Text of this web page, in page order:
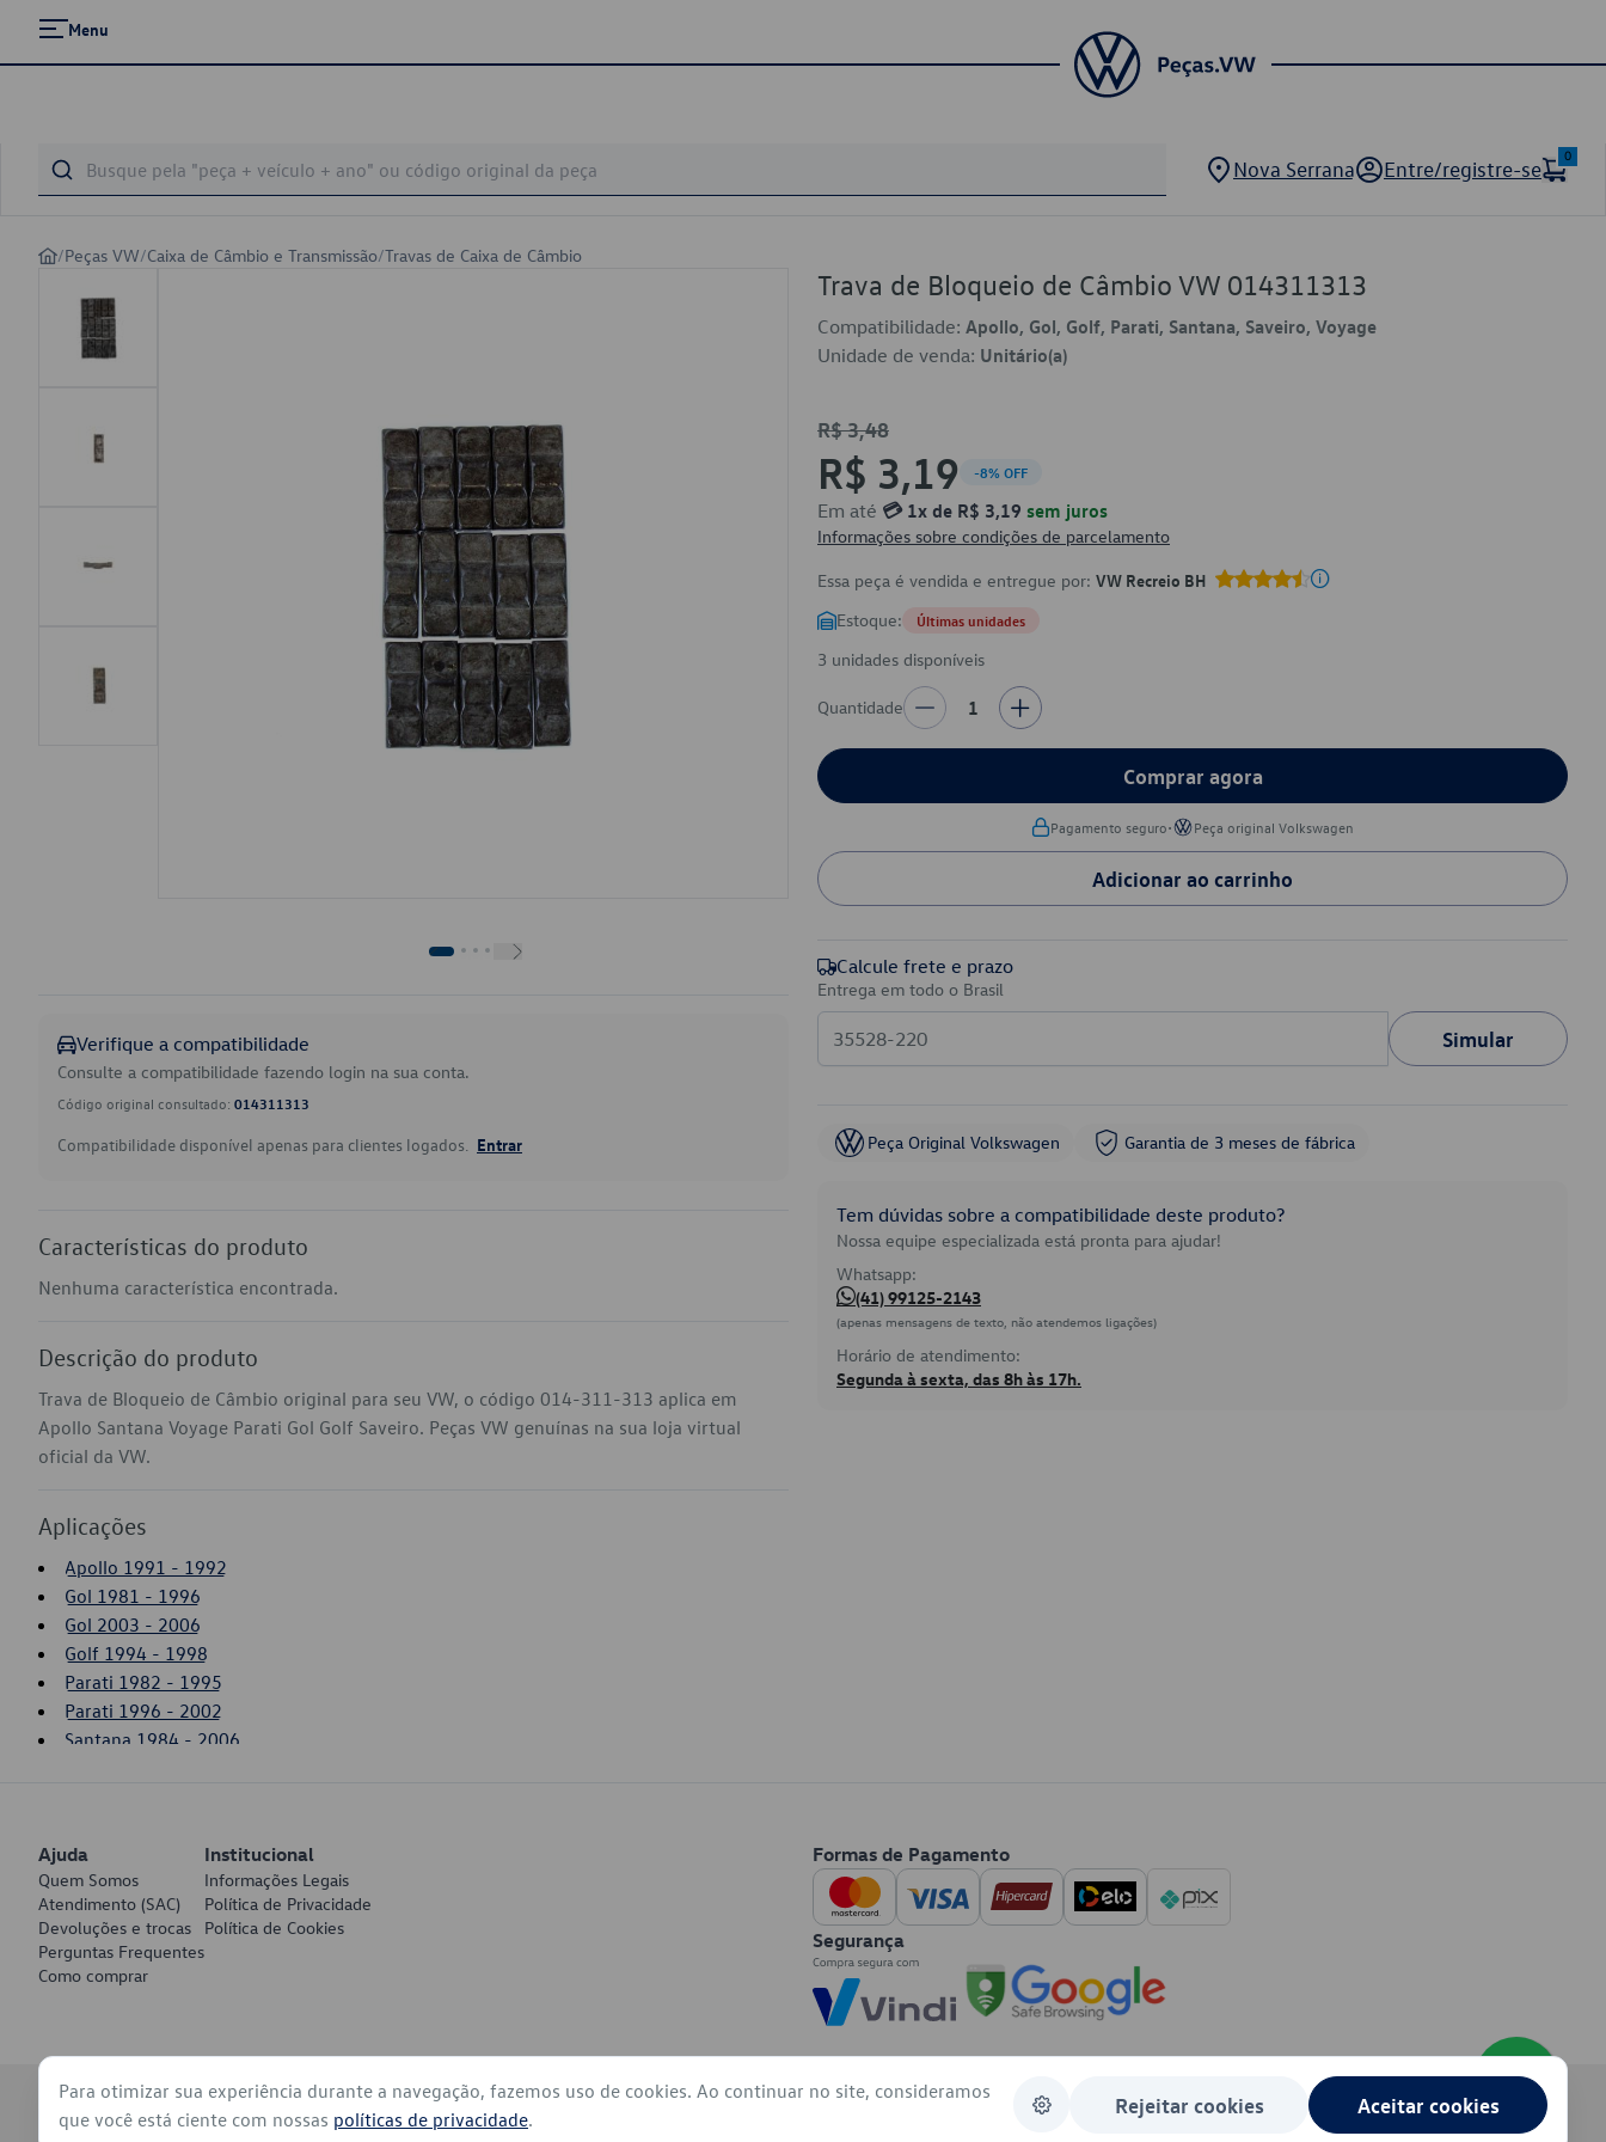
Menu
Nova Serrana Entre/registre-se
0
/Peças VW/Caixa de Câmbio e Transmissão/Travas de Caixa de Câmbio
Verifique a compatibilidade
Consulte a compatibilidade fazendo login na sua conta.
Código original consultado: 014311313
Compatibilidade disponível apenas para clientes logados. Entrar
Características do produto
Nenhuma característica encontrada.
Descrição do produto
Trava de Bloqueio de Câmbio original para seu VW, o código 014-311-313 aplica em
Apollo Santana Voyage Parati Gol Golf Saveiro. Peças VW genuínas na sua loja virtual
oficial da VW.
Aplicações
Apollo 1991 - 1992
Gol 1981 - 1996
Gol 2003 - 2006
Golf 1994 - 1998
Parati 1982 - 1995
Parati 1996 - 2002
Santana 1984 - 2006
Trava de Bloqueio de Câmbio VW 014311313
Compatibilidade: Apollo, Gol, Golf, Parati, Santana, Saveiro, Voyage
Unidade de venda: Unitário(a)
R$ 3,48
R$ 3,19 -8% OFF
Em até 💳 1x de R$ 3,19 sem juros
Informações sobre condições de parcelamento
Essa peça é vendida e entregue por: VW Recreio BH
Estoque: Últimas unidades
3 unidades disponíveis
Quantidade 1
Comprar agora
Pagamento seguro• Peça original Volkswagen
Adicionar ao carrinho
Calcule frete e prazo
Entrega em todo o Brasil
Simular
Peça Original Volkswagen Garantia de 3 meses de fábrica
Tem dúvidas sobre a compatibilidade deste produto?
Nossa equipe especializada está pronta para ajudar!
Whatsapp:
(41) 99125-2143
(apenas mensagens de texto, não atendemos ligações)
Horário de atendimento:
Segunda à sexta, das 8h às 17h.
Ajuda
Quem Somos
Atendimento (SAC)
Devoluções e trocas
Perguntas Frequentes
Como comprar
Institucional
Informações Legais
Política de Privacidade
Política de Cookies
Formas de Pagamento
Segurança
© 2026 - Volkswagen do Brasil - Todos os direitos reservados
Para otimizar sua experiência durante a navegação, fazemos uso de cookies. Ao continuar no site, consideramos
que você está ciente com nossas políticas de privacidade.
Rejeitar cookies Aceitar cookies